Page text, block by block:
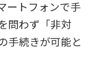
ートフォンで手
問わず「非対
手続きが可能と